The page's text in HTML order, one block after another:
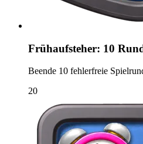
Frühaufsteher: 10
Beende 10 fehlerfreie
20